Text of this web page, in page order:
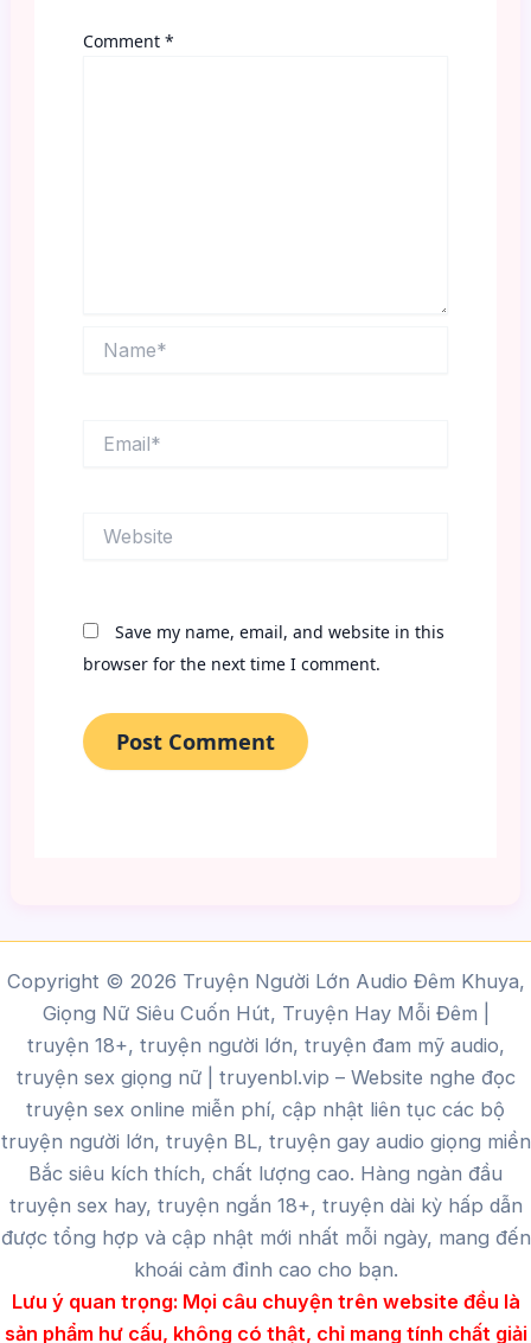
Comment *
Save my name, email, and website in this
browser for the next time I comment.
Copyright © 2026 Truyện Người Lớn Audio Đêm Khuya,
Giọng Nữ Siêu Cuốn Hút, Truyện Hay Mỗi Đêm |
truyện 18+, truyện người lớn, truyện đam mỹ audio,
truyện sex giọng nữ | truyenbl.vip – Website nghe đọc
truyện sex online miễn phí, cập nhật liên tục các bộ
truyện người lớn, truyện BL, truyện gay audio giọng miền
Bắc siêu kích thích, chất lượng cao. Hàng ngàn đầu
truyện sex hay, truyện ngắn 18+, truyện dài kỳ hấp dẫn
được tổng hợp và cập nhật mới nhất mỗi ngày, mang đến
khoái cảm đỉnh cao cho bạn.
Lưu ý quan trọng: Mọi câu chuyện trên website đều là
sản phẩm hư cấu, không có thật, chỉ mang tính chất giải